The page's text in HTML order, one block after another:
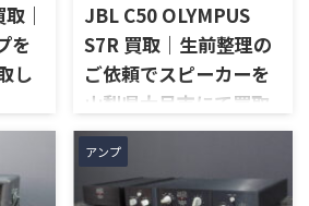
｜
を
し
の
」
ま
JBL C50 OLYMPUS
S7R 買取｜生前整理の
ご依頼でスピーカーを
山梨県大月市にて買取
しました
山梨県大月市で、生前整理に伴
いJBLの大型スピーカー「C50
アンプ